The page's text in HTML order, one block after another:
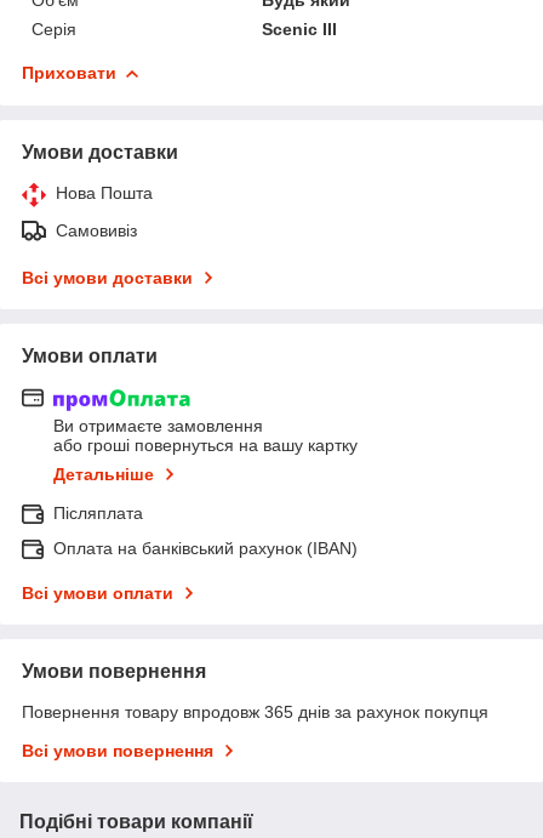
Серія
Scenic III
Приховати
Умови доставки
Нова Пошта
Самовивіз
Всі умови доставки
Умови оплати
Ви отримаєте замовлення
або гроші повернуться на вашу картку
Детальніше
Післяплата
Оплата на банківський рахунок (IBAN)
Всі умови оплати
Умови повернення
Повернення товару впродовж 365 днів за рахунок покупця
Всі умови повернення
Подібні товари компанії